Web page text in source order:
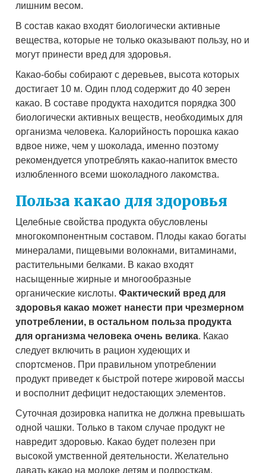
лишним весом.
В состав какао входят биологически активные
вещества, которые не только оказывают пользу, но и
могут принести вред для здоровья.
Какао-бобы собирают с деревьев, высота которых
достигает 10 м. Один плод содержит до 40 зерен
какао. В составе продукта находится порядка 300
биологически активных веществ, необходимых для
организма человека. Калорийность порошка какао
вдвое ниже, чем у шоколада, именно поэтому
рекомендуется употреблять какао-напиток вместо
излюбленного всеми шоколадного лакомства.
Польза какао для здоровья
Целебные свойства продукта обусловлены
многокомпонентным составом. Плоды какао богаты
минералами, пищевыми волокнами, витаминами,
растительными белками. В какао входят
насыщенные жирные и многообразные
органические кислоты.Фактический вред для
здоровья какао может нанести при чрезмерном
употреблении, в остальном польза продукта
для организма человека очень велика. Какао
следует включить в рацион худеющих и
спортсменов. При правильном употреблении
продукт приведет к быстрой потере жировой массы
и восполнит дефицит недостающих элементов.
Суточная дозировка напитка не должна превышать
одной чашки. Только в таком случае продукт не
навредит здоровью. Какао будет полезен при
высокой умственной деятельности. Желательно
давать какао на молоке детям и подросткам.